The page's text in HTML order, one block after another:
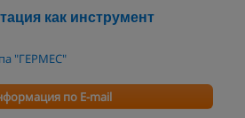
как инструмент
"ГЕРМЕС"
по E-mail